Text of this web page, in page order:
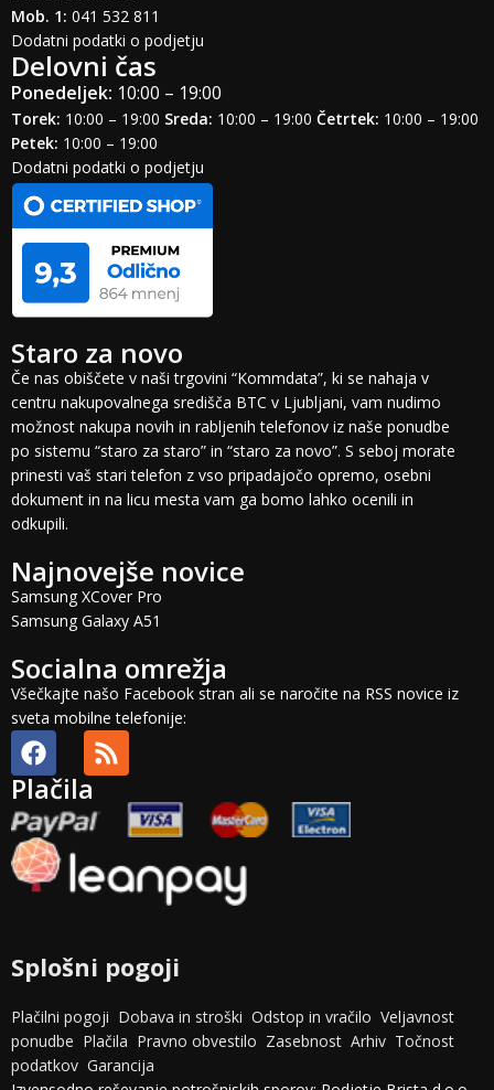
Mob. 1: 041 532 811
Dodatni podatki o podjetju
Delovni čas
Ponedeljek: 10:00 – 19:00
Torek: 10:00 – 19:00 Sreda: 10:00 – 19:00 Četrtek: 10:00 – 19:00
Petek: 10:00 – 19:00
Dodatni podatki o podjetju
Staro za novo
Če nas obiščete v naši trgovini “Kommdata”, ki se nahaja v
centru nakupovalnega središča BTC v Ljubljani, vam nudimo
možnost nakupa novih in rabljenih telefonov iz naše ponudbe
po sistemu “staro za staro” in “staro za novo”. S seboj morate
prinesti vaš stari telefon z vso pripadajočo opremo, osebni
dokument in na licu mesta vam ga bomo lahko ocenili in
odkupili.
Najnovejše novice
Samsung XCover Pro
Samsung Galaxy A51
Socialna omrežja
Všečkajte našo Facebook stran ali se naročite na RSS novice iz
sveta mobilne telefonije:
Plačila
Splošni pogoji
Plačilni pogoji Dobava in stroški Odstop in vračilo Veljavnost
ponudbe Plačila Pravno obvestilo Zasebnost Arhiv Točnost
podatkov Garancija